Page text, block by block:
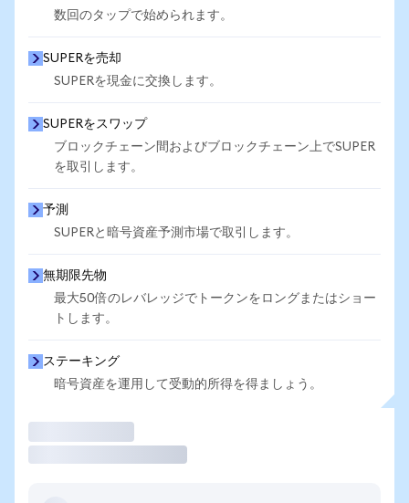
数回のタップで始められます。
SUPERを売却
SUPERを現金に交換します。
SUPERをスワップ
ブロックチェーン間およびブロックチェーン上でSUPER
を取引します。
予測
SUPERと暗号資産予測市場で取引します。
無期限先物
最大50倍のレバレッジでトークンをロングまたはショー
トします。
ステーキング
暗号資産を運用して受動的所得を得ましょう。